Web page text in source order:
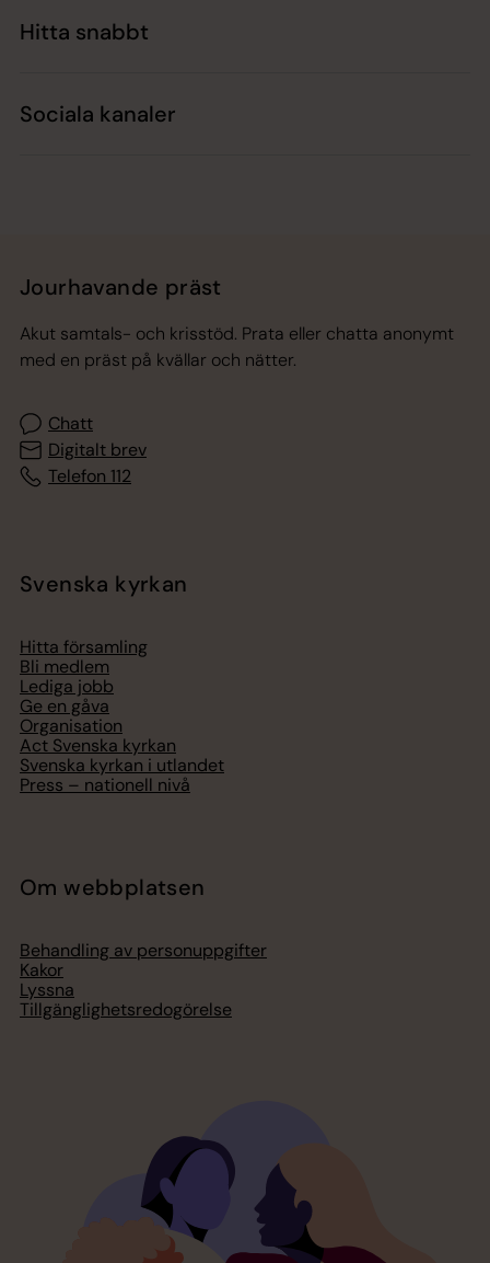
Hitta snabbt
Sociala kanaler
Jourhavande präst
Akut samtals- och krisstöd. Prata eller chatta anonymt
med en präst på kvällar och nätter.
Chatt
Digitalt brev
Telefon 112
Svenska kyrkan
Hitta församling
Bli medlem
Lediga jobb
Ge en gåva
Organisation
Act Svenska kyrkan
Svenska kyrkan i utlandet
Press – nationell nivå
Om webbplatsen
Behandling av personuppgifter
Kakor
Lyssna
Tillgänglighetsredogörelse